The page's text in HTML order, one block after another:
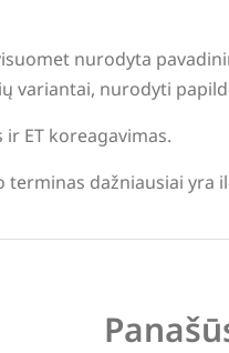
nurodyta
variantai, nurodyti
ir ET koreagavimas.
terminas dažniausiai